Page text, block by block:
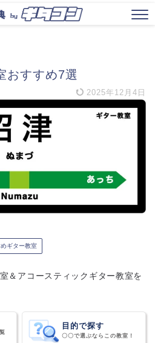
おすすめ7選
2025年12月4日
ギター教室
＆アコースティックギター教室を
目的で探す
〇〇で選ぶならこの教室！